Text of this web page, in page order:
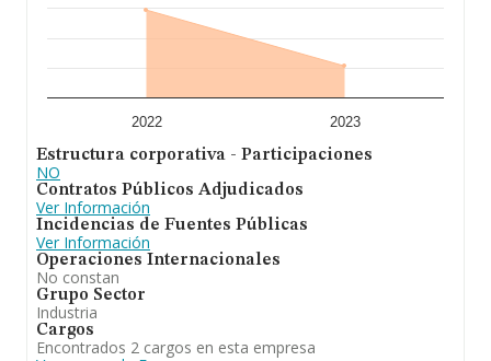
2022 2023
Estructura corporativa - Participaciones
NO
Contratos Públicos Adjudicados
Ver Información
Incidencias de Fuentes Públicas
Ver Información
Operaciones Internacionales
No constan
Grupo Sector
Industria
Cargos
Encontrados 2 cargos en esta empresa